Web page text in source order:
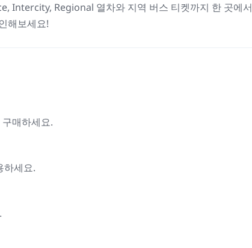
Intercity, Regional 열차와 지역 버스 티켓까지 한 곳에서
해보세요!
매하세요.
하세요.